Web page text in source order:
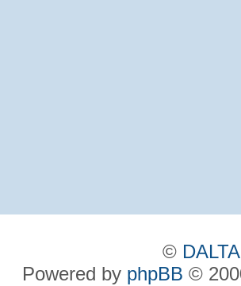
©
Powered by phpBB ©